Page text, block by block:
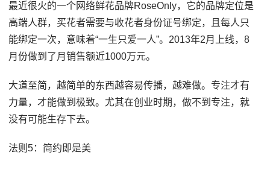
最近很火的一个网络鲜花品牌RoseOnly，它的品牌定位是
高端人群，买花者需要与收花者身份证号绑定，且每人只
能绑定一次，意味着“一生只爱一人”。2013年2月上线，8
月份做到了月销售额近1000万元。
大道至简，越简单的东西越容易传播，越难做。专注才有
力量，才能做到极致。尤其在创业时期，做不到专注，就
没有可能生存下去。
法则5：简约即是美